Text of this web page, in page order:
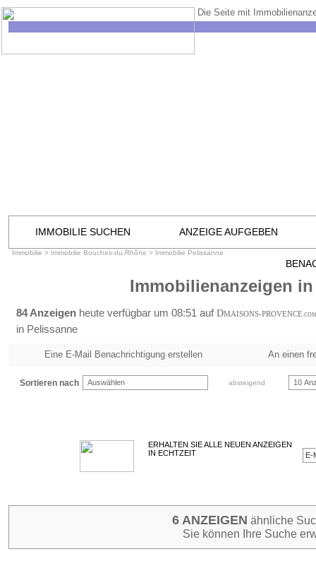
Die Seite mit
IMMOBILIE SUCHEN ANZEIGE AUFGEBEN
Immobilie > Immobilie Bouches-du-Rhône > Immobilie Pelissanne
Immobilienanzeigen
84 Anzeigen heute verfügbar um 08:51 auf DMAISONS-PROVENCE.COM
in Pelissanne
Eine E-Mail Benachrichtigung erstellen An einen
Sortieren nach Auswählen absteigend 10
ERHALTEN SIE ALLE NEUEN ANZEIGEN
IN ECHTZEIT
6 ANZEIGEN ähnliche
Sie können Ihre Suche